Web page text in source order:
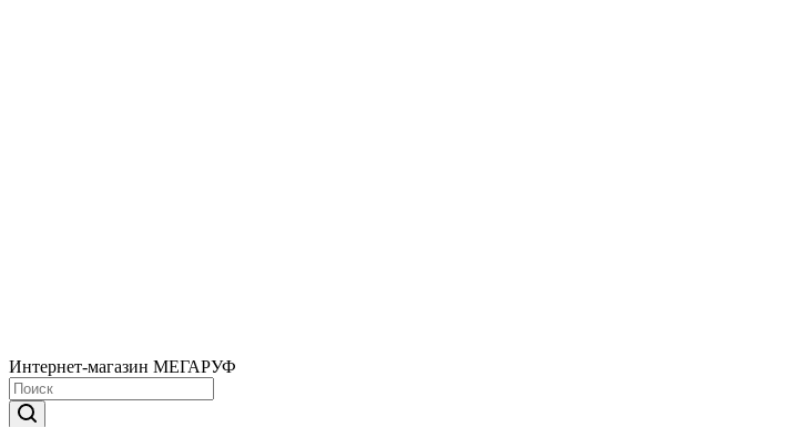
Интернет-магазин МЕГАРУФ